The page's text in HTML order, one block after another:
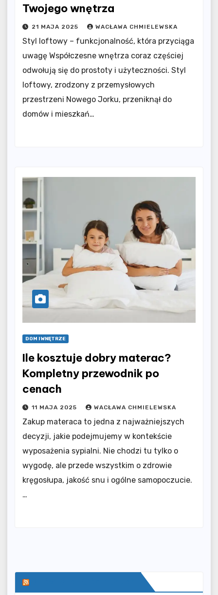
Twojego wnętrza
21 MAJA 2025 WACŁAWA CHMIELEWSKA
Styl loftowy – funkcjonalność, która przyciąga
uwagę Współczesne wnętrza coraz częściej
odwołują się do prostoty i użyteczności. Styl
loftowy, zrodzony z przemysłowych
przestrzeni Nowego Jorku, przeniknął do
domów i mieszkań…
DOM I WNĘTRZE
Ile kosztuje dobry materac?
Kompletny przewodnik po
cenach
11 MAJA 2025 WACŁAWA CHMIELEWSKA
Zakup materaca to jedna z najważniejszych
decyzji, jakie podejmujemy w kontekście
wyposażenia sypialni. Nie chodzi tu tylko o
wygodę, ale przede wszystkim o zdrowie
kręgosłupa, jakość snu i ogólne samopoczucie.
…